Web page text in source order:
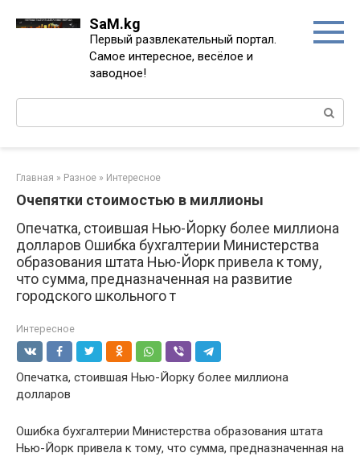
SaM.kg
Первый развлекательный портал.
Самое интересное, весёлое и
заводное!
Поиск:
Главная » Разное » Интересное
Очепятки стоимостью в миллионы
Опечатка, стоившая Нью-Йорку более миллиона
долларов Ошибка бухгалтерии Министерства
образования штата Нью-Йорк привела к тому,
что сумма, предназначенная на развитие
городского школьного т
Интересное
Опечатка, стоившая Нью-Йорку более миллиона
долларов
Ошибка бухгалтерии Министерства образования штата
Нью-Йорк привела к тому, что сумма, предназначенная на